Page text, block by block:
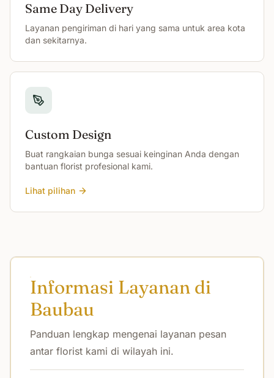
Same Day Delivery
Layanan pengiriman di hari yang sama untuk area kota
dan sekitarnya.
Custom Design
Buat rangkaian bunga sesuai keinginan Anda dengan
bantuan florist profesional kami.
Lihat pilihan
Informasi Layanan di
Baubau
Panduan lengkap mengenai layanan pesan
antar florist kami di wilayah ini.